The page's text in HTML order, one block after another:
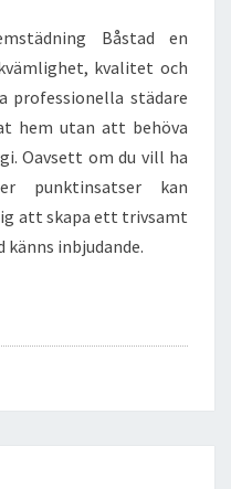
Båstad en
kvalitet och
städare
hem utan att behöva
Oavsett om du vill ha
punktinsatser kan
att skapa ett trivsamt
inbjudande.